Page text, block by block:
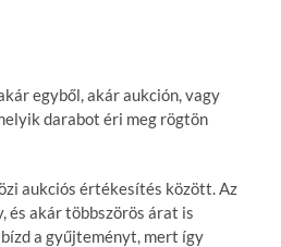
egyből, akár aukción, vagy
darabot éri meg rögtön
aukciós értékesítés között. Az
és akár többszörös árat is
a gyűjteményt, mert így